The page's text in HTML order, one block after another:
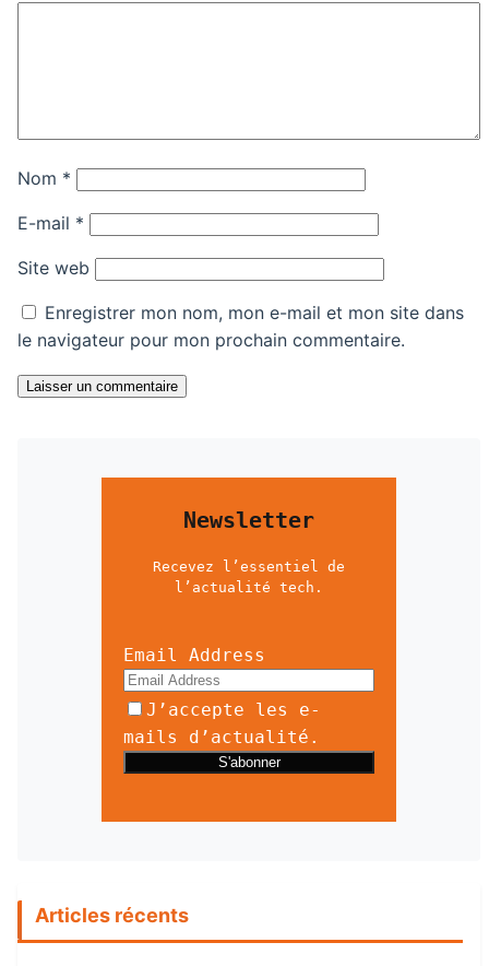
Nom *
E-mail *
Site web
Enregistrer mon nom, mon e-mail et mon site dans
le navigateur pour mon prochain commentaire.
Laisser un commentaire
Newsletter
Recevez l’essentiel de
l’actualité tech.
Email Address
J’accepte les e-
mails d’actualité.
Articles récents